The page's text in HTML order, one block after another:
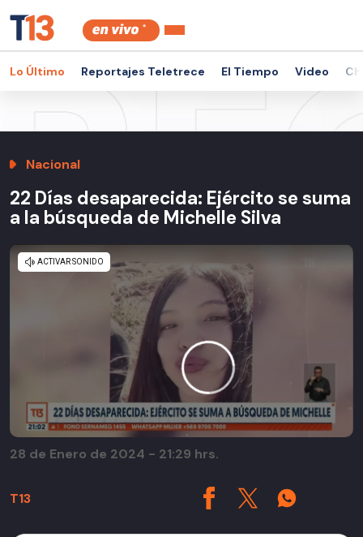
Lo Último Reportajes Teletrece El Tiempo Video
Nacional
22 Días desaparecida: Ejército se suma
a la búsqueda de Michelle Silva
T13
28 de Enero de 2024 - 21:29 hrs.